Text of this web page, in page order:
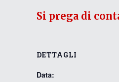
DETTAGLI
Data:
Si prega di